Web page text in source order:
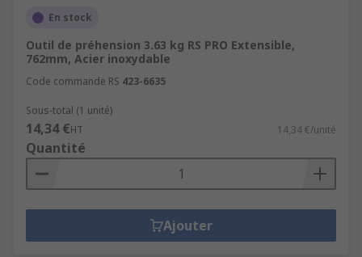
En stock
Outil de préhension 3.63 kg RS PRO Extensible,
762mm, Acier inoxydable
Code commande RS 423-6635
Sous-total (1 unité)
14,34 €HT 14,34 €/unité
Quantité
Ajouter